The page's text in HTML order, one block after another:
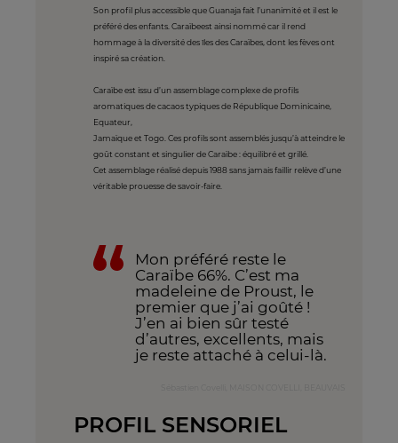
Son profil plus accessible que Guanaja fait l’unanimité et il est le
préféré des enfants. Caraïbeest ainsi nommé car il rend
hommage à la diversité des îles des Caraïbes, dont les fèves ont
inspiré sa création.
Caraïbe est issu d’un assemblage complexe de profils
aromatiques de cacaos typiques de République Dominicaine,
Equateur,
Jamaïque et Togo. Ces profils sont assemblés jusqu’à atteindre le
goût constant et singulier de Caraïbe : équilibré et grillé.
Cet assemblage réalisé depuis 1988 sans jamais faillir relève d’une
véritable prouesse de savoir-faire.
Mon préféré reste le
Caraïbe 66%. C’est ma
madeleine de Proust, le
premier que j’ai goûté !
J’en ai bien sûr testé
d’autres, excellents, mais
je reste attaché à celui-là.
PROFIL SENSORIEL